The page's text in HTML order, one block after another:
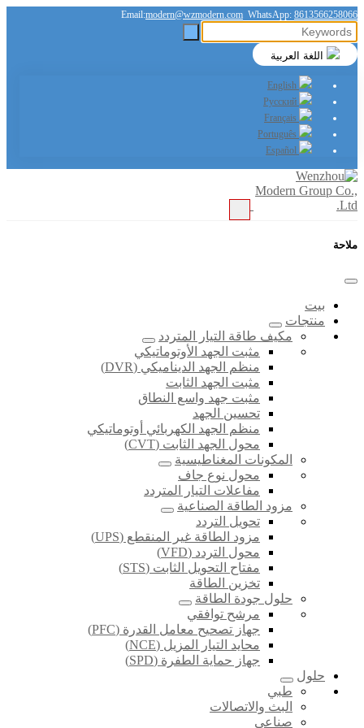
Email:modern@wzmodern.com WhatsApp: 8613566258066
ملاحة
بيت
منتجات
مكيف طاقة التيار المتردد
مثبت الجهد الأوتوماتيكي
منظم الجهد الديناميكي (DVR)
مثبت الجهد الثابت
مثبت جهد واسع النطاق
تحسين الجهد
منظم الجهد الكهربائي أوتوماتيكي
محول الجهد الثابت (CVT)
المكونات المغناطيسية
محول نوع جاف
مفاعلات التيار المتردد
مزود الطاقة الصناعية
تحويل التردد
مزود الطاقة غير المنقطع (UPS)
محول التردد (VFD)
مفتاح التحويل الثابت (STS)
تخزين الطاقة
حلول جودة الطاقة
مرشح توافقي
جهاز تصحيح معامل القدرة (PFC)
محايد التيار المزيل (NCE)
جهاز حماية الطفرة (SPD)
حلول
طبي
البث والاتصالات
صناعي